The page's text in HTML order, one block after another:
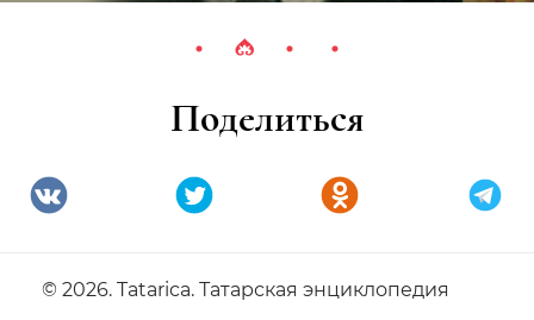
Поделиться
© 2026. Tatarica. Татарская энциклопедия